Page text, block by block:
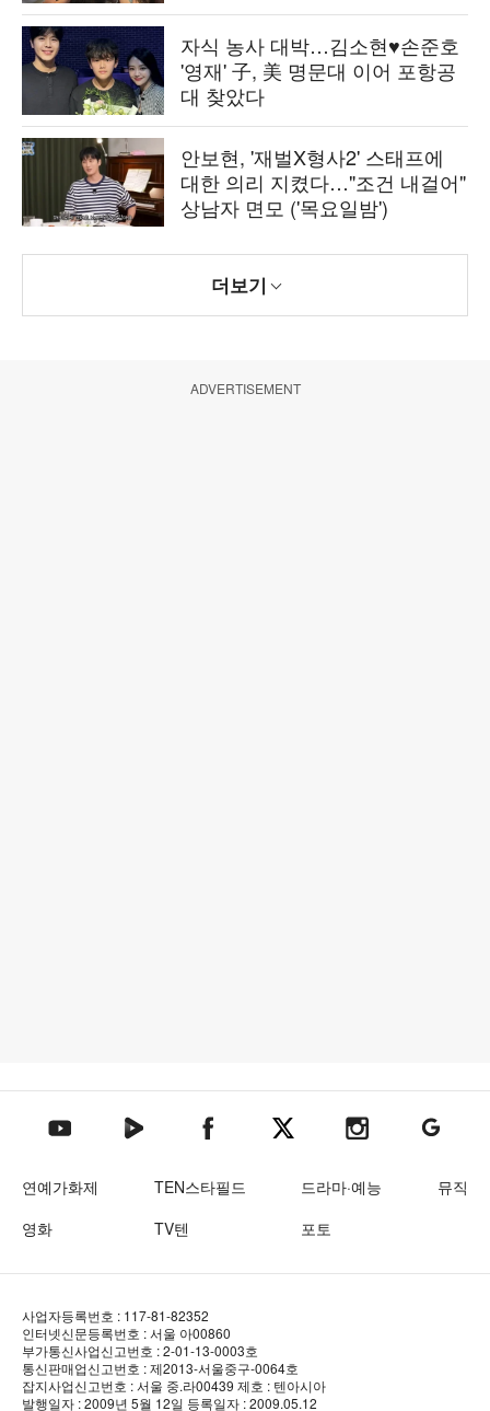
자식 농사 대박…김소현♥손준호
'영재' 子, 美 명문대 이어 포항공
대 찾았다
안보현, '재벌X형사2' 스태프에
대한 의리 지켰다…"조건 내걸어"
상남자 면모 ('목요일밤')
더보기
ADVERTISEMENT
텐아시아 유튜브텐아시아 네이버TV텐아시아 페이스북텐아시아 엑스텐아시아 인스타그램
텐아시아
연예가화제 TEN스타필드 드라마·예능
뮤직
영화
TV텐 포토
사업자등록번호 : 117-81-82352
인터넷신문등록번호 : 서울 아00860
부가통신사업신고번호 : 2-01-13-0003호
통신판매업신고번호 : 제2013-서울중구-0064호
잡지사업신고번호 : 서울 중.라00439 제호 : 텐아시아
발행일자 : 2009년 5월 12일 등록일자 : 2009.05.12